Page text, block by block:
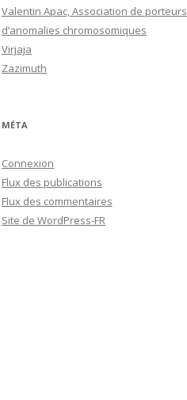
Valentin Apac, Association de porteurs
d’anomalies chromosomiques
Virjaja
Zazimuth
MÉTA
Connexion
Flux des publications
Flux des commentaires
Site de WordPress-FR